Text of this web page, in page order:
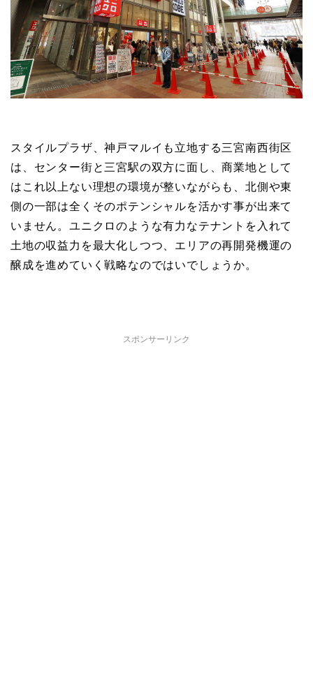
スタイルプラザ、神戸マルイも立地する三宮南西街区
は、センター街と三宮駅の双方に面し、商業地として
はこれ以上ない理想の環境が整いながらも、北側や東
側の一部は全くそのポテンシャルを活かす事が出来て
いません。ユニクロのような有力なテナントを入れて
土地の収益力を最大化しつつ、エリアの再開発機運の
醸成を進めていく戦略なのではいでしょうか。
スポンサーリンク